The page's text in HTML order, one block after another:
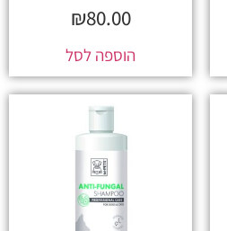
₪80.00
הוספה לסל